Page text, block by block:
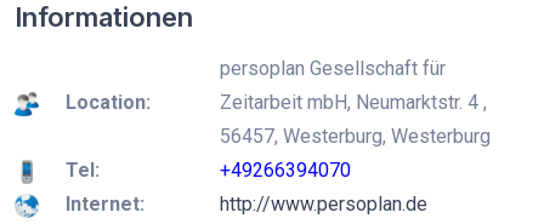
Informationen
Location:
persoplan Gesellschaft für
Zeitarbeit mbH, Neumarktstr. 4 ,
56457, Westerburg, Westerburg
Tel:
+49266394070
Internet:
http://www.persoplan.de